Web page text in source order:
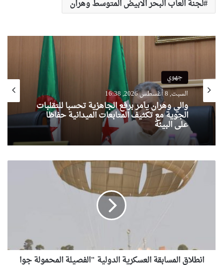
لجنة العاب البحر الابيض المتوسط وهران
جهوي
السبت, 8 أغسطس 2026, 16:38
والي وهران يأمر برفع الجاهزية تحسبا للتقلبات
الجوية مع تكثيف المتابعات الميدانية حفاظا
على البيئة
م
انطلاق المسابقة العسكرية الدولية "الفصيلة المحمولة جوا